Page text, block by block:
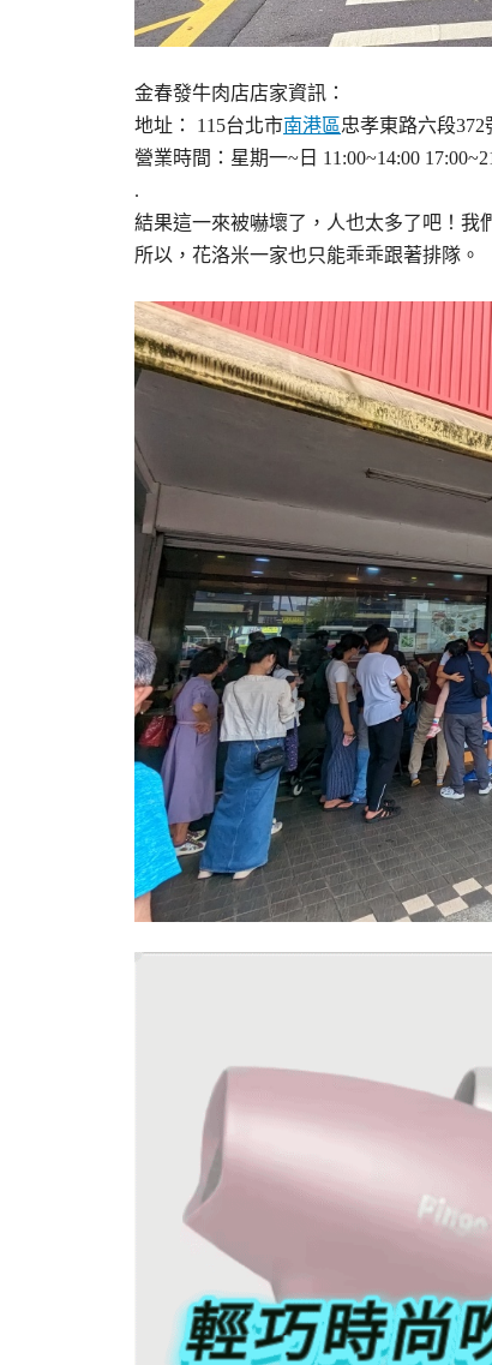
金春發牛肉店店家資訊：
地址： 115台北市南港區忠孝東路六段372
營業時間：星期一~日 11:00~14:00
.
結果這一來被嚇壞了，人也太多了吧！我
所以，花洛米一家也只能乖乖跟著排隊。